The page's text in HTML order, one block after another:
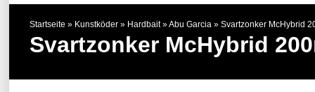
Startseite » Kunstköder » Hardbait»Abu Garcia » Svartzonker McHybrid
Svartzonker McHybrid